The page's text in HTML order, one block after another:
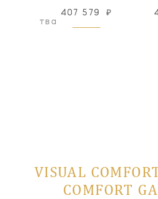
407 579 ₽
VISUAL
COMFORT